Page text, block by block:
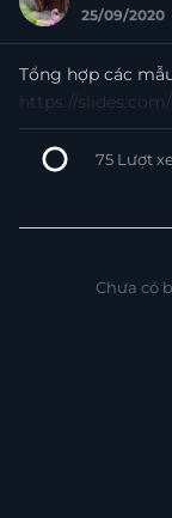
25/09/2020
Tổng hợp các
https://
75 Lượt